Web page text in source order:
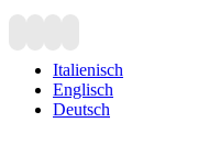
Italienisch
Englisch
Deutsch